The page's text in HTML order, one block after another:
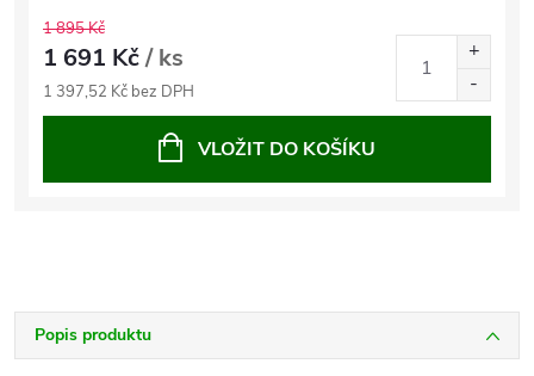
1 895 Kč
1 691 Kč/ ks
1 397,52 Kč bez DPH
VLOŽIT DO KOŠÍKU
Popis produktu